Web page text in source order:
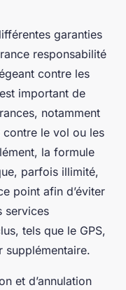
garanties
responsabilité
contre les
important de
notamment
le vol ou les
la formule
parfois illimité,
point afin d’éviter
services
tels que le GPS,
supplémentaire.
et d’annulation